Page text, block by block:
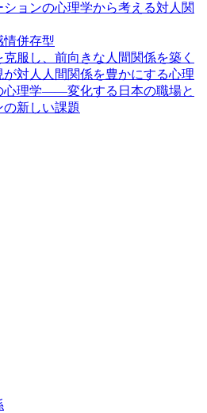
ョンの心理学から考える対人関
情併存型
克服し、前向きな人間関係を築く
対人人間関係を豊かにする心理
心理学――変化する日本の職場と
新しい課題